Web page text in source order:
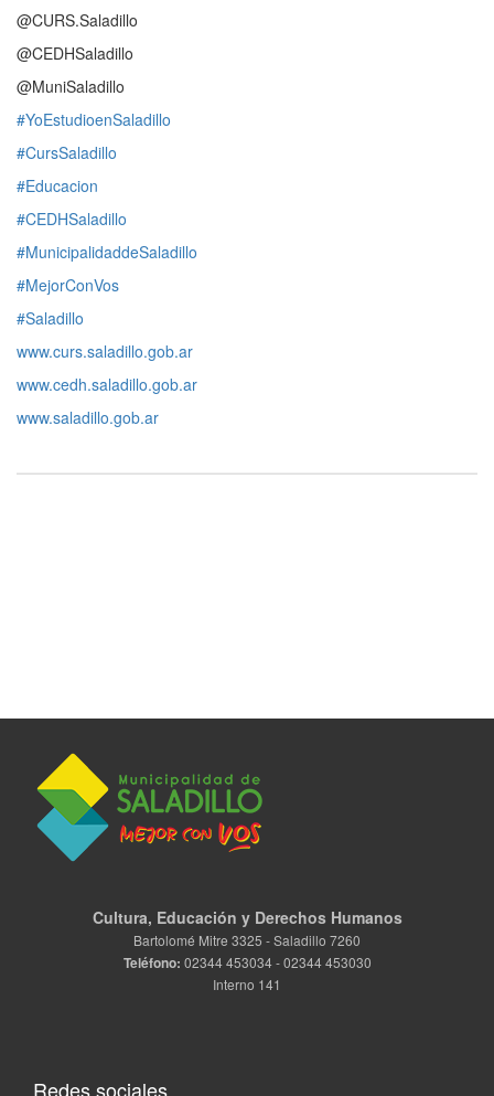
@CURS.Saladillo
@CEDHSaladillo
@MuniSaladillo
#YoEstudioenSaladillo
#CursSaladillo
#Educacion
#CEDHSaladillo
#MunicipalidaddeSaladillo
#MejorConVos
#Saladillo
www.curs.saladillo.gob.ar
www.cedh.saladillo.gob.ar
www.saladillo.gob.ar
Cultura, Educación y Derechos Humanos
Bartolomé Mitre 3325 - Saladillo 7260
Teléfono: 02344 453034 - 02344 453030
Interno 141
Redes sociales